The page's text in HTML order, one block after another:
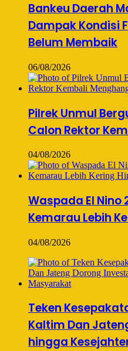
Bankeu Daerah
Dampak Kondisi
Belum Membaik
06/08/2026
Pilrek Unmul
Calon Rektor
04/08/2026
Waspada El Nino
Kemarau Lebih
04/08/2026
Teken
Kaltim Dan
hingga